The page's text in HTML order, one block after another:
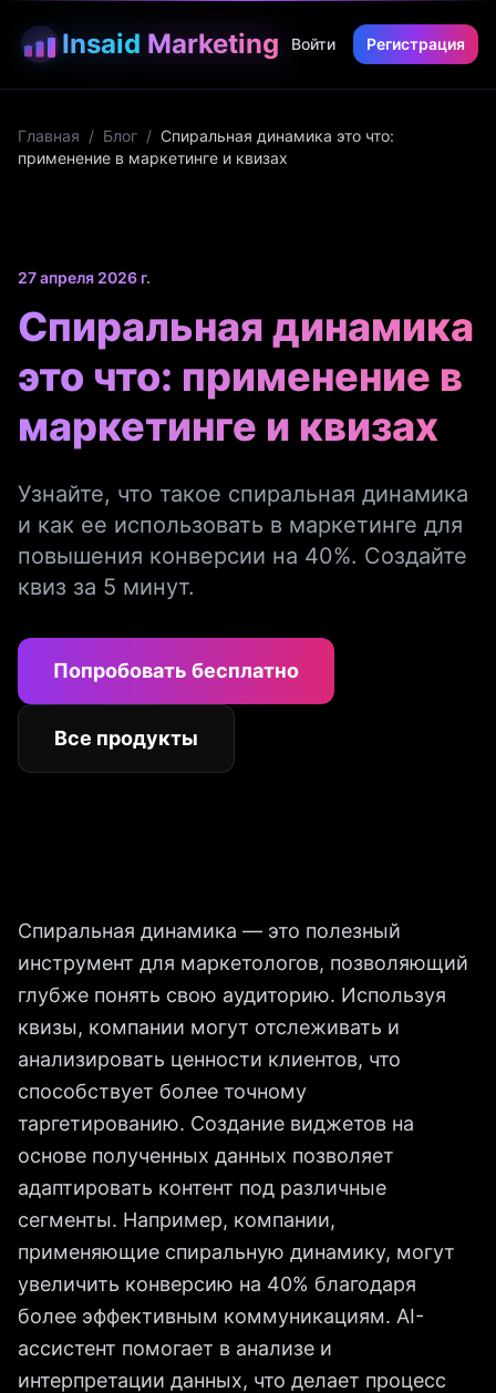
Insaid Marketing Войти Регистрация
Главная / Блог / Спиральная динамика это что:
применение в маркетинге и квизах
27 апреля 2026 г.
Спиральная динамика
это что: применение в
маркетинге и квизах
Узнайте, что такое спиральная динамика
и как ее использовать в маркетинге для
повышения конверсии на 40%. Создайте
квиз за 5 минут.
Попробовать бесплатно
Все продукты
Спиральная динамика — это полезный
инструмент для маркетологов, позволяющий
глубже понять свою аудиторию. Используя
квизы, компании могут отслеживать и
анализировать ценности клиентов, что
способствует более точному
таргетированию. Создание виджетов на
основе полученных данных позволяет
адаптировать контент под различные
сегменты. Например, компании,
применяющие спиральную динамику, могут
увеличить конверсию на 40% благодаря
более эффективным коммуникациям. AI-
ассистент помогает в анализе и
интерпретации данных, что делает процесс